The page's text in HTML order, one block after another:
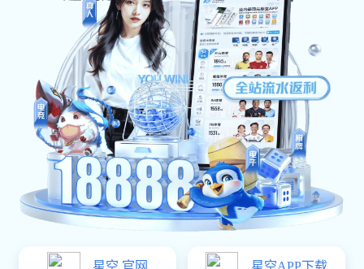
焦点娱乐 资讯
展源五金科普锌合金瓶盖压铸件的优点
锌合金瓶盖压铸件选择的加工材料直
接影响成品的成效，因...